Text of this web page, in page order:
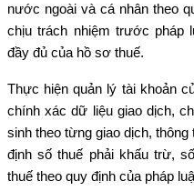
nước ngoài và cá nhân theo
chịu trách nhiệm trước pháp
đầy đủ của hồ sơ thuế.
Thực hiện quản lý tài khoản
chính xác dữ liệu giao dịch,
sinh theo từng giao dịch,
định số thuế phải khấu trừ,
thuế theo quy định của pháp